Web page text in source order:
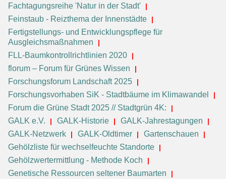
Fachtagungsreihe 'Natur in der Stadt'
Feinstaub - Reizthema der Innenstädte
Fertigstellungs- und Entwicklungspflege für
Ausgleichsmaßnahmen
FLL-Baumkontrollrichtlinien 2020
florum – Forum für Grünes Wissen
Forschungsforum Landschaft 2025
Forschungsvorhaben SiK - Stadtbäume im Klimawandel
Forum die Grüne Stadt 2025 // Stadtgrün 4K:
GALK e.V.
GALK-Historie
GALK-Jahrestagungen
GALK-Netzwerk
GALK-Oldtimer
Gartenschauen
Gehölzliste für wechselfeuchte Standorte
Gehölzwertermittlung - Methode Koch
Genetische Ressourcen seltener Baumarten